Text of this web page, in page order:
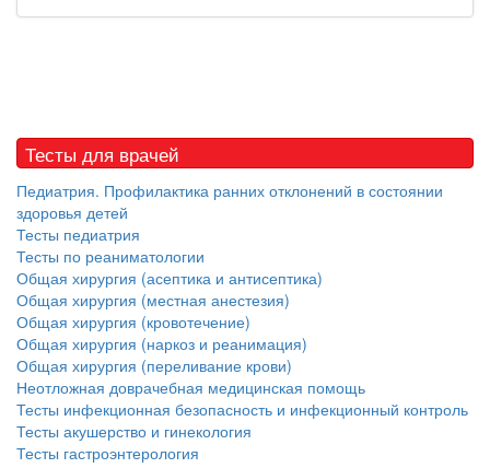
Тесты для врачей
Педиатрия. Профилактика ранних отклонений в состоянии
здоровья детей
Тесты педиатрия
Тесты по реаниматологии
Общая хирургия (асептика и антисептика)
Общая хирургия (местная анестезия)
Общая хирургия (кровотечение)
Общая хирургия (наркоз и реанимация)
Общая хирургия (переливание крови)
Неотложная доврачебная медицинская помощь
Тесты инфекционная безопасность и инфекционный контроль
Тесты акушерство и гинекология
Тесты гастроэнтерология